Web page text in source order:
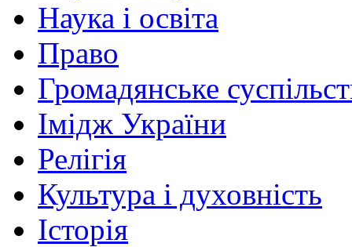
Наука і освіта
Право
Громадянське
Імідж України
Релігія
Культура і духовність
Історія